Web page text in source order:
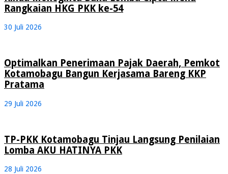
Rangkaian HKG PKK ke-54
30 Juli 2026
Optimalkan Penerimaan Pajak Daerah, Pemkot
Kotamobagu Bangun Kerjasama Bareng KKP
Pratama
29 Juli 2026
TP-PKK Kotamobagu Tinjau Langsung Penilaian
Lomba AKU HATINYA PKK
28 Juli 2026